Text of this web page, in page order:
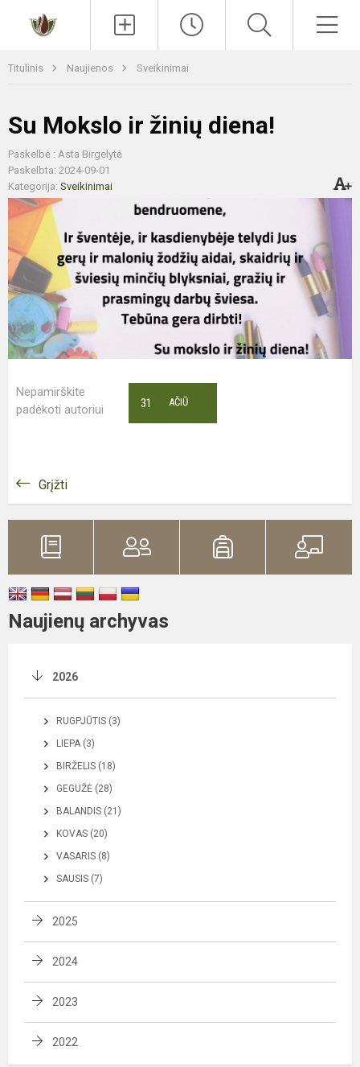
Titulinis Naujienos Sveikinimai
Su Mokslo ir žinių diena!
Paskelbė : Asta Birgelytė
Paskelbta: 2024-09-01
Kategorija: Sveikinimai
Nepamirškite
padėkoti autoriui
AČIŪ
31
Grįžti
Naujienų archyvas
2026
RUGPJŪTIS (3)
LIEPA (3)
BIRŽELIS (18)
GEGUŽĖ (28)
BALANDIS (21)
KOVAS (20)
VASARIS (8)
SAUSIS (7)
2025
2024
2023
2022